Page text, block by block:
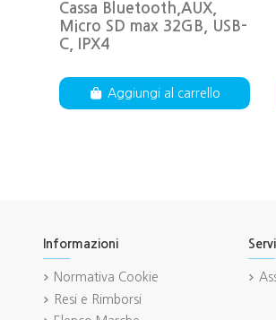
Cassa Bluetooth,AUX,
Micro SD max 32GB, USB-
C, IPX4
Aggiungi al carrello
Informazioni
Normativa Cookie
Resi e Rimborsi